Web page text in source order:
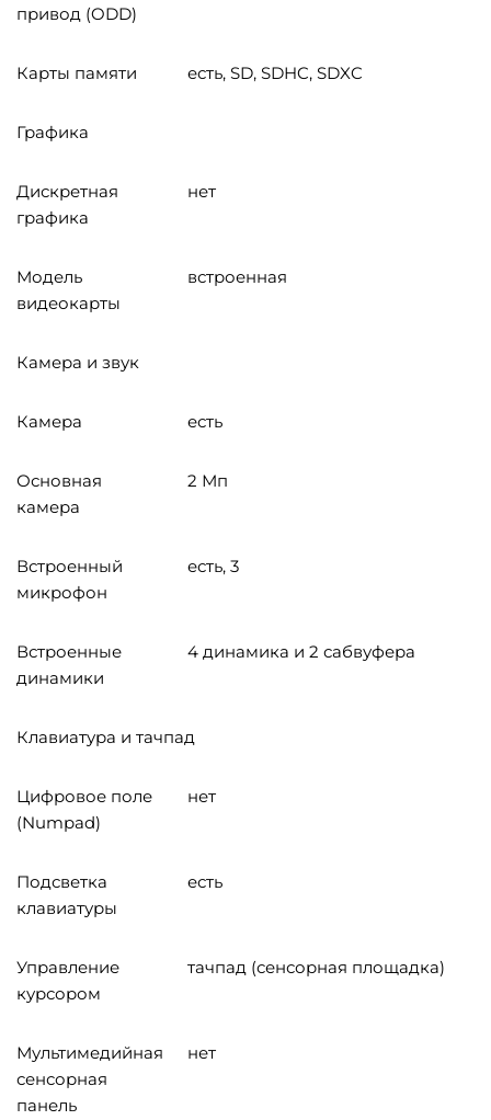
привод (ODD)
Карты памяти есть, SD, SDHC, SDXC
Графика
Дискретная
графика
нет
Модель
видеокарты
встроенная
Камера и звук
Камера есть
Основная
камера
2 Мп
Встроенный
микрофон
есть, 3
Встроенные
динамики
4 динамика и 2 сабвуфера
Клавиатура и тачпад
Цифровое поле
(Numpad)
нет
Подсветка
клавиатуры
есть
Управление
курсором
тачпад (сенсорная площадка)
Мультимедийная
сенсорная
панель
нет